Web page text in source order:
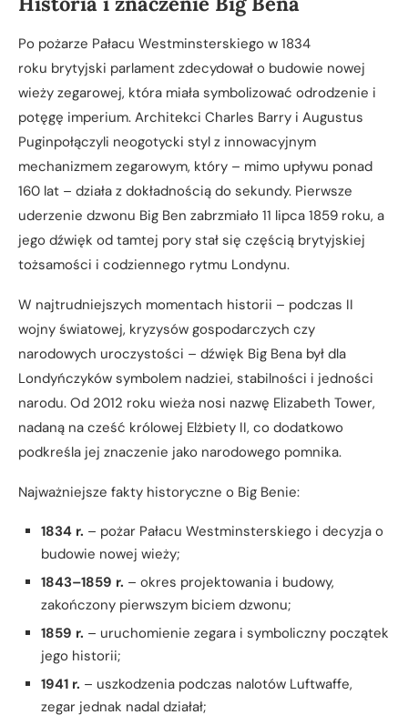
Po pożarze Pałacu Westminsterskiego w 1834
roku brytyjski parlament zdecydował o budowie nowej
wieży zegarowej, która miała symbolizować odrodzenie i
potęgę imperium. Architekci Charles Barry i Augustus
Puginpołączyli neogotycki styl z innowacyjnym
mechanizmem zegarowym, który – mimo upływu ponad
160 lat – działa z dokładnością do sekundy. Pierwsze
uderzenie dzwonu Big Ben zabrzmiało 11 lipca 1859 roku, a
jego dźwięk od tamtej pory stał się częścią brytyjskiej
tożsamości i codziennego rytmu Londynu.
W najtrudniejszych momentach historii – podczas II
wojny światowej, kryzysów gospodarczych czy
narodowych uroczystości – dźwięk Big Bena był dla
Londyńczyków symbolem nadziei, stabilności i jedności
narodu. Od 2012 roku wieża nosi nazwę Elizabeth Tower,
nadaną na cześć królowej Elżbiety II, co dodatkowo
podkreśla jej znaczenie jako narodowego pomnika.
Najważniejsze fakty historyczne o Big Benie:
1834 r. – pożar Pałacu Westminsterskiego i decyzja o
budowie nowej wieży;
1843–1859 r. – okres projektowania i budowy,
zakończony pierwszym biciem dzwonu;
1859 r. – uruchomienie zegara i symboliczny początek
jego historii;
1941 r. – uszkodzenia podczas nalotów Luftwaffe,
zegar jednak nadal działał;